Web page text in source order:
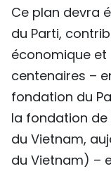
Ce plan devra
du Parti,
économique
centenaires –
fondation du
la fondation
du Vietnam,
du Vietnam) –